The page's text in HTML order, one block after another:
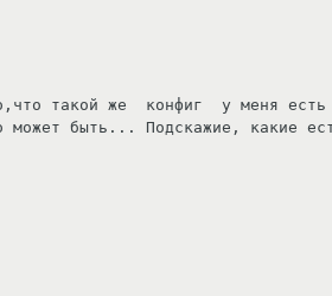
такой же  конфиг  у меня есть
быть... Подскажие, какие